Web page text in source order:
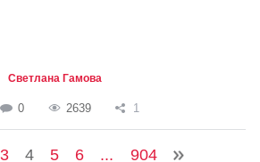
Светлана Гамова
0 2639 1
3 4 5 6 ... 904